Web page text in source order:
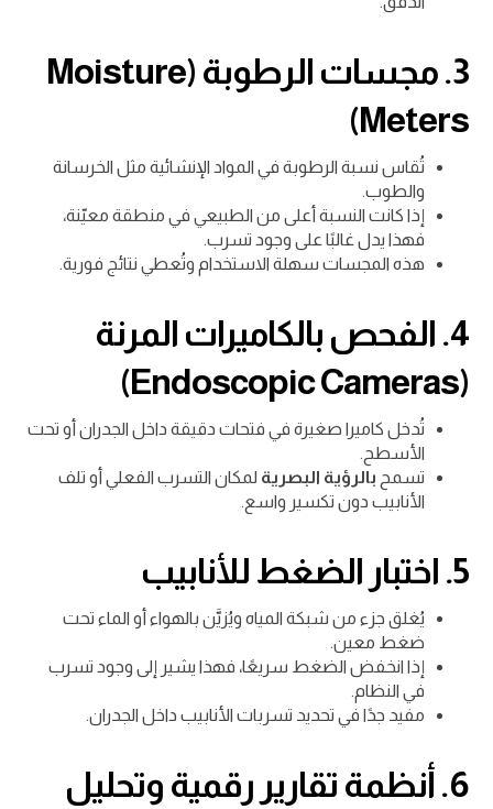
3. مجسات الرطوبة (Moisture
Meters)
تُقاس نسبة الرطوبة في المواد الإنشائية مثل الخرسانة
والطوب.
إذا كانت النسبة أعلى من الطبيعي في منطقة معيّنة،
فهذا يدل غالبًا على وجود تسرب.
هذه المجسات سهلة الاستخدام وتُعطي نتائج فورية.
4. الفحص بالكاميرات المرنة
(Endoscopic Cameras)
تُدخل كاميرا صغيرة في فتحات دقيقة داخل الجدران أو تحت
الأسطح.
تسمح بالرؤية البصرية لمكان التسرب الفعلي أو تلف
الأنابيب دون تكسير واسع.
5. اختبار الضغط للأنابيب
يُغلق جزء من شبكة المياه ويُزيَّن بالهواء أو الماء تحت
ضغط معين.
إذا انخفض الضغط سريعًا، فهذا يشير إلى وجود تسرب
في النظام.
مفيد جدًا في تحديد تسربات الأنابيب داخل الجدران.
6. أنظمة تقارير رقمية وتحليل